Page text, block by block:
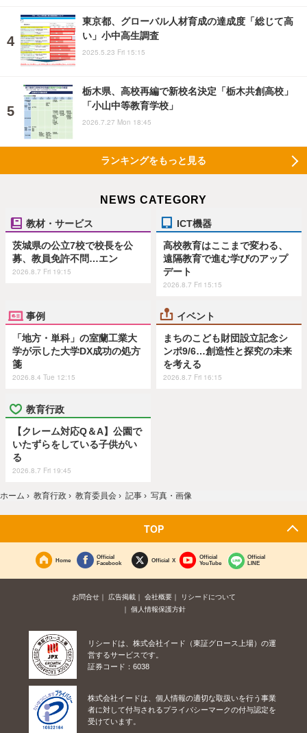
東京都、グローバル人材育成の達成度「総じて高
い」小中高生調査
2025.5.23 Fri 15:15
栃木県、高校再編で新校名決定「栃木共創高校」
「小山中等教育学校」
2026.7.27 Mon 18:45
ランキングをもっと見る
NEWS CATEGORY
教材・サービス
茨城県の公立7校で校長を公
募、教員免許不問…エン
2026.8.7 Fri 19:15
ICT機器
高校教育はここまで変わる、
遠隔教育で進む学びのアップ
デート
2026.8.7 Fri 15:15
事例
「地方・単科」の室蘭工業大
学が示した大学DX成功の処方
箋
2026.8.4 Tue 12:15
イベント
まちのこども財団設立記念シ
ンポ9/6…創造性と探究の未来
を考える
2026.8.7 Fri 16:15
教育行政
【クレーム対応Q＆A】公園で
いたずらをしている子供がい
る
2026.8.7 Fri 19:45
ホーム › 教育行政 › 教育委員会 › 記事 › 写真・画像
TOP
Home
Official
Facebook
Official X
Official
YouTube
Official
LINE
お問合せ 広告掲載 会社概要
リシードについて
個人情報保護方針
リシードは、株式会社イード（東証グロース上場）の運
営するサービスです。
証券コード：6038
株式会社イードは、個人情報の適切な取扱いを行う事業
者に対して付与されるプライバシーマークの付与認定を
受けています。